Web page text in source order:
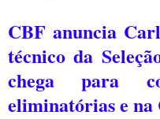
CBF anuncia
técnico da
chega para
eliminatórias e na